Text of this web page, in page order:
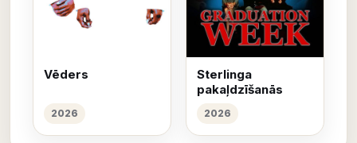
Vēders
2026
Sterlinga
pakaļdzīšanās
2026